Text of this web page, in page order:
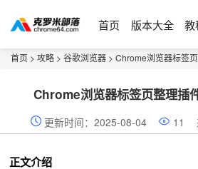
首页 版本大全 教
首页 > 攻略 > 谷歌浏览器 > Chrome浏览器标签
Chrome浏览器标签页整理插
更新时间：2025-08-04 11
正文介绍